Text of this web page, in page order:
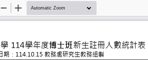
Zoom
Out
Zoom
In
範大學 114學年度
博士班新生註冊人
日期：114.10.15 教務處研究生教